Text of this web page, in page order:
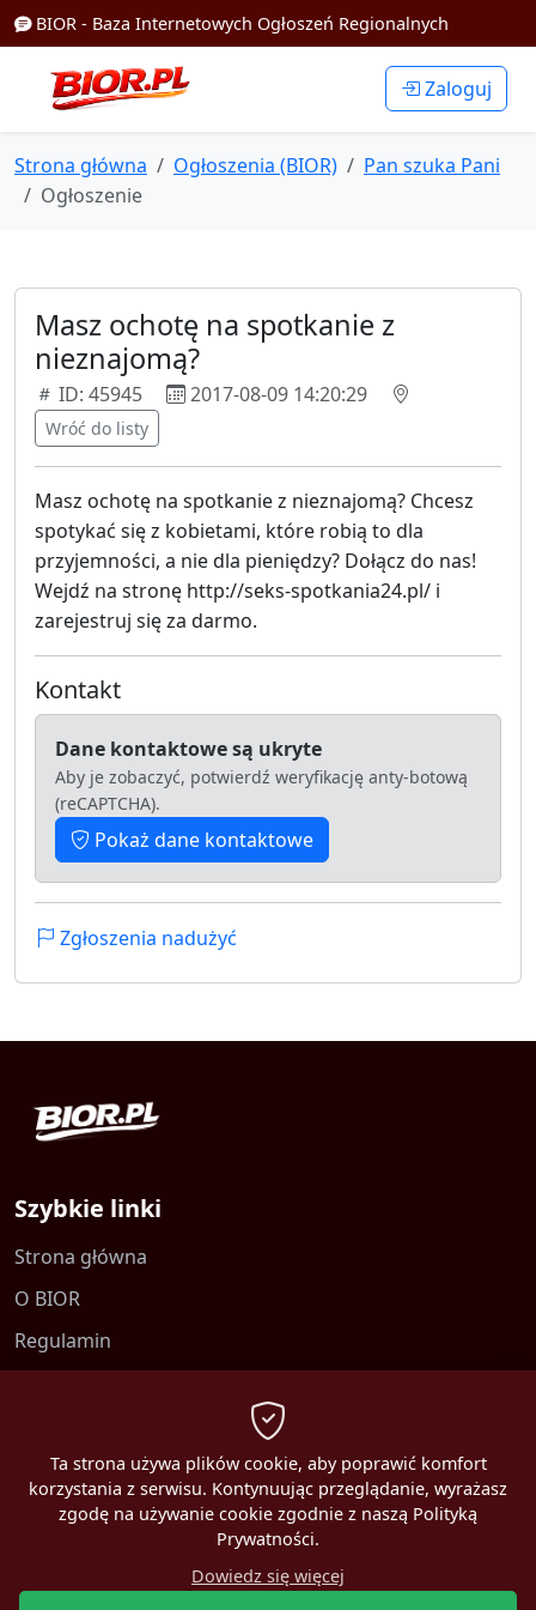
BIOR - Baza Internetowych Ogłoszeń Regionalnych
Zaloguj
Strona główna Ogłoszenia (BIOR)
Pan szuka Pani
Ogłoszenie
Masz ochotę na spotkanie z
nieznajomą?
ID: 45945 2017-08-09 14:20:29
Wróć do listy
Masz ochotę na spotkanie z nieznajomą? Chcesz
spotykać się z kobietami, które robią to dla
przyjemności, a nie dla pieniędzy? Dołącz do nas!
Wejdź na stronę http://seks-spotkania24.pl/ i
zarejestruj się za darmo.
Kontakt
Dane kontaktowe są ukryte
Aby je zobaczyć, potwierdź weryfikację anty-botową
(reCAPTCHA).
Pokaż dane kontaktowe
Zgłoszenia nadużyć
Szybkie linki
Strona główna
O BIOR
Regulamin
Ta strona używa plików cookie, aby poprawić komfort
korzystania z serwisu. Kontynuując przeglądanie, wyrażasz
zgodę na używanie cookie zgodnie z naszą Polityką
Prywatności.
Dowiedz się więcej